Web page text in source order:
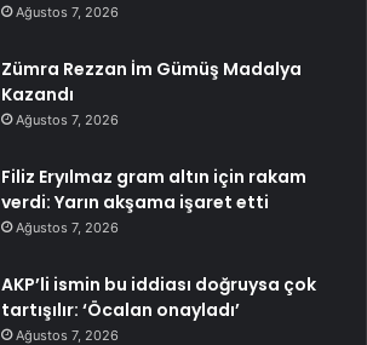
Ağustos 7, 2026
Zümra Rezzan İm Gümüş Madalya
Kazandı
Ağustos 7, 2026
Filiz Eryılmaz gram altın için rakam
verdi: Yarın akşama işaret etti
Ağustos 7, 2026
AKP’li ismin bu iddiası doğruysa çok
tartışılır: ‘Öcalan onayladı’
Ağustos 7, 2026